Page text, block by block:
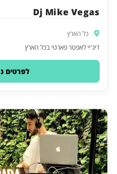
Dj Mike Vegas
כל הארץ
דיג'יי לאפטר פארטי בכל הארץ
לפרטים